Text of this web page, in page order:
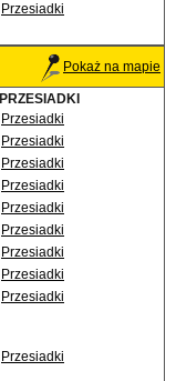
Przesiadki
Pokaż na mapie
PRZESIADKI
Przesiadki
Przesiadki
Przesiadki
Przesiadki
Przesiadki
Przesiadki
Przesiadki
Przesiadki
Przesiadki
Przesiadki